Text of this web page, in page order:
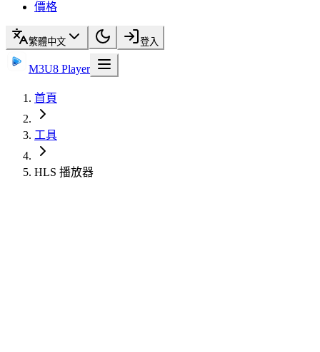
價格
繁體中文 登入
M3U8 Player
首頁
工具
HLS 播放器